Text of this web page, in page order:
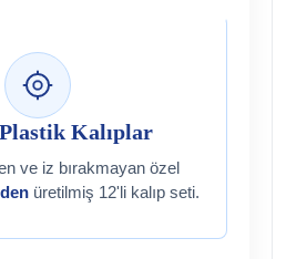
Kalıplar
ve iz bırakmayan özel
üretilmiş 12'li kalıp seti.